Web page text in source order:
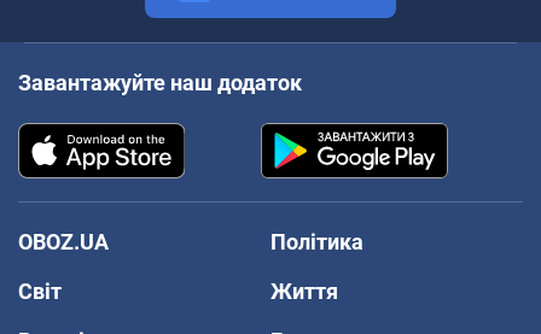
Завантажуйте наш додаток
OBOZ.UA
Політика
Світ
Життя